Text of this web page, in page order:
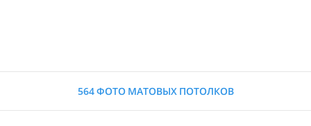
564 ФОТО МАТОВЫХ ПОТОЛКОВ